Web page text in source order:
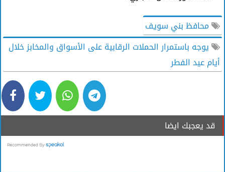
محافظ بني سويف
يوجه باستمرار الحملات الرقابية على الأسواق والمخابز خلال
أيام عيد الفطر
قد يعجبك ايضا